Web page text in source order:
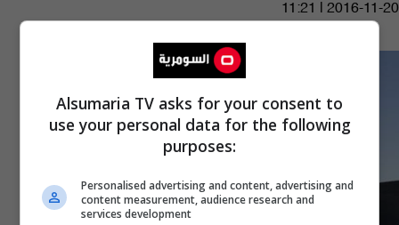
11:21 | 2016-11-20
Alsumaria TV asks for your consent to
use your personal data for the following
purposes:
Personalised advertising and content, advertising and
content measurement, audience research and
services development